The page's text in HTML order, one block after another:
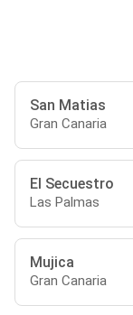
San Matias
Gran Canaria
El Secuestro
Las Palmas
Mujica
Gran Canaria